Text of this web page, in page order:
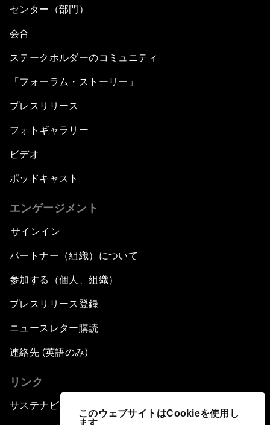
このウェブサイトはCookieを使用し
ます
What If: Your Mind Can Be Read?
Partnering for Science
Welcome to the Annual Meeting of the New
Opening Plenary with Premier Li Keqiang
Leading Global Innovation
Asia's Energy Options
Intellectual Property in the Information Age
Navigating the Next Industrial Revolution
Parity Equals Performance
The Global Rise of China's Entrepreneurs
センター（部門）
会合
ステークホルダーのコミュニティ
「フォーラム・ストーリー」
プレスリリース
フォトギャラリー
ビデオ
ポッドキャスト
エンゲージメント
サインイン
パートナー（組織）について
参加する（個人、組織）
プレスリリース登録
ニュースレター購読
連絡先 (英語のみ)
リンク
サステナビリティへの取り組み